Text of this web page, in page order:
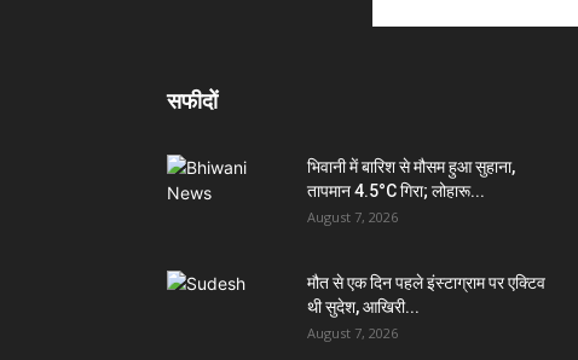
सफीदों
भिवानी में बारिश से मौसम हुआ सुहाना,
तापमान 4.5°C गिरा; लोहारू...
August 7, 2026
मौत से एक दिन पहले इंस्टाग्राम पर एक्टिव
थी सुदेश, आखिरी...
August 7, 2026